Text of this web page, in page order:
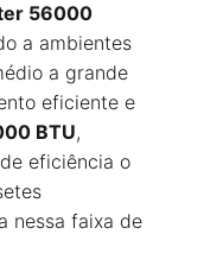
56000
a ambientes
a grande
eficiente e
BTU,
de eficiência o
nessa faixa de